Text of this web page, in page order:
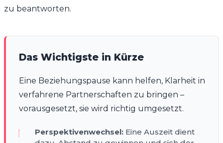
zu beantworten.
Das Wichtigste in Kürze
Eine Beziehungspause kann helfen, Klarheit in
verfahrene Partnerschaften zu bringen –
vorausgesetzt, sie wird richtig umgesetzt.
Perspektivenwechsel: Eine Auszeit dient